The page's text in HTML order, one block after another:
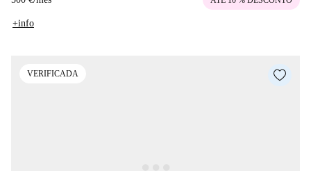
+info
VERIFICADA